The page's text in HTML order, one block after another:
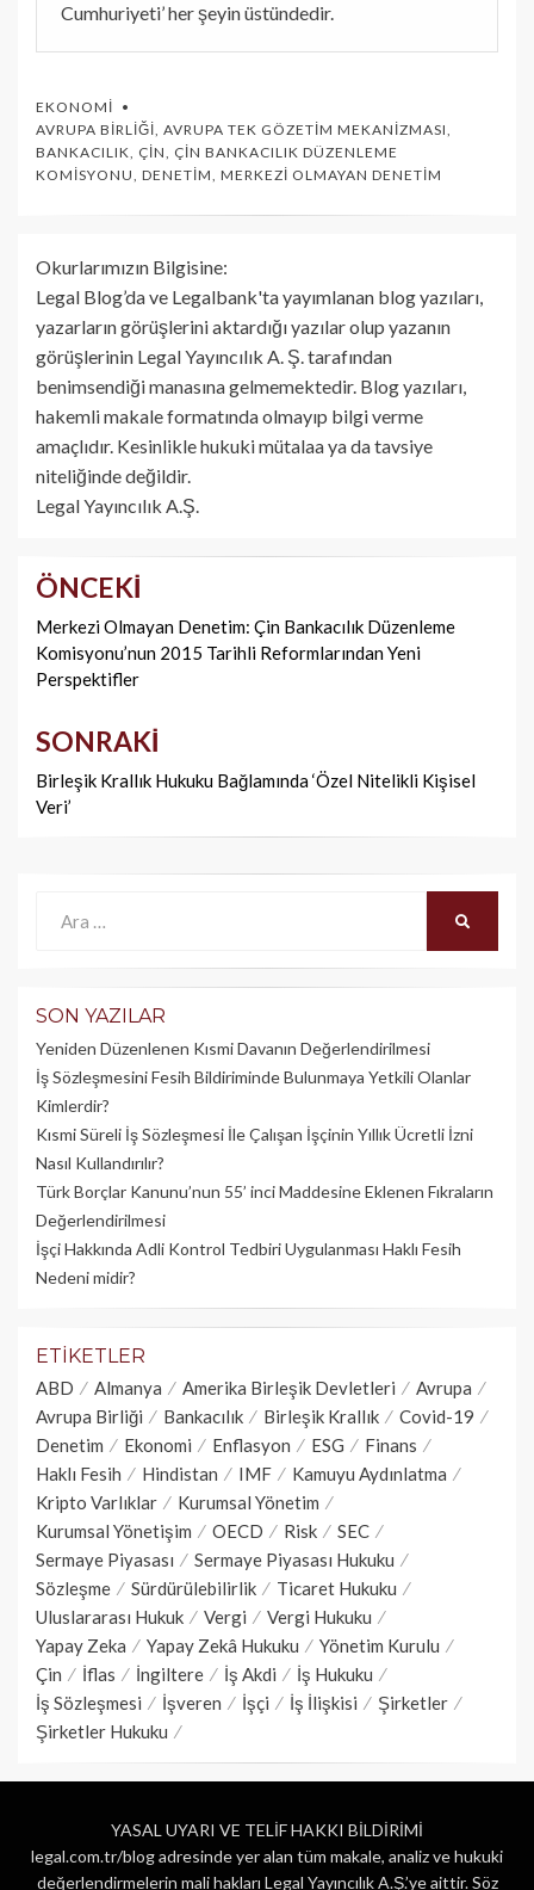
Cumhuriyeti’ her şeyin üstündedir.
EKONOMI
AVRUPA BIRLIĞI, AVRUPA TEK GÖZETIM MEKANIZMASI,
BANKACILIK, ÇIN, ÇIN BANKACILIK DÜZENLEME
KOMISYONU, DENETIM, MERKEZI OLMAYAN DENETIM
Okurlarımızın Bilgisine:
Legal Blog’da ve Legalbank'ta yayımlanan blog yazıları,
yazarların görüşlerini aktardığı yazılar olup yazanın
görüşlerinin Legal Yayıncılık A. Ş. tarafından
benimsendiği manasına gelmemektedir. Blog yazıları,
hakemli makale formatında olmayıp bilgi verme
amaçlıdır. Kesinlikle hukuki mütalaa ya da tavsiye
niteliğinde değildir.
Legal Yayıncılık A.Ş.
Yazı
dolaşımı
ÖNCEKI
Merkezi Olmayan Denetim: Çin Bankacılık Düzenleme
Komisyonu’nun 2015 Tarihli Reformlarından Yeni
Perspektifler
SONRAKI
Birleşik Krallık Hukuku Bağlamında ‘Özel Nitelikli Kişisel
Veri’
SON YAZILAR
Yeniden Düzenlenen Kısmi Davanın Değerlendirilmesi
İş Sözleşmesini Fesih Bildiriminde Bulunmaya Yetkili Olanlar
Kimlerdir?
Kısmi Süreli İş Sözleşmesi İle Çalışan İşçinin Yıllık Üc­retli İzni
Nasıl Kullandırılır?
Türk Borçlar Kanunu’nun 55’ inci Maddesine Eklenen Fıkraların
Değerlendirilmesi
İşçi Hakkında Adli Kontrol Tedbiri Uygulanması Haklı Fesih
Nedeni midir?
ETIKETLER
ABD Almanya Amerika Birleşik Devletleri
Avrupa
Avrupa Birliği
Bankacılık Birleşik Krallık
Covid-19
Denetim
Ekonomi Enflasyon ESG
Finans
Haklı Fesih
Hindistan IMF
Kamuyu Aydınlatma
Kripto Varlıklar
Kurumsal Yönetim
Kurumsal Yönetişim
OECD Risk
SEC
Sermaye Piyasası
Sermaye Piyasası Hukuku
Sözleşme
Sürdürülebilirlik
Ticaret Hukuku
Uluslararası Hukuk
Vergi
Vergi Hukuku
Yapay Zeka
Yapay Zekâ Hukuku
Yönetim Kurulu
Çin
İflas İngiltere İş Akdi
İş Hukuku
İş Sözleşmesi
İşveren İşçi İş İlişkisi
Şirketler
Şirketler Hukuku
YASAL UYARI VE TELİF HAKKI BİLDİRİMİ
legal.com.tr/blog adresinde yer alan tüm makale, analiz ve hukuki
değerlendirmelerin mali hakları Legal Yayıncılık A.Ş.’ye aittir. Söz